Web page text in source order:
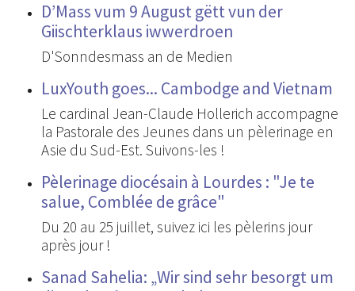
D’Mass vum 9 August gëtt vun der
Giischterklaus iwwerdroen
D'Sonndesmass an de Medien
LuxYouth goes... Cambodge and Vietnam
Le cardinal Jean-Claude Hollerich accompagne
la Pastorale des Jeunes dans un pèlerinage en
Asie du Sud-Est. Suivons-les !
Pèlerinage diocésain à Lourdes : "Je te
salue, Comblée de grâce"
Du 20 au 25 juillet, suivez ici les pèlerins jour
après jour !
Sanad Sahelia: „Wir sind sehr besorgt um